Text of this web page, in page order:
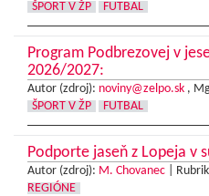
ŠPORT V ŽP
FUTBAL
Program Podbrezovej v
2026/2027:
Autor (zdroj): noviny@zelpo.sk ,
ŠPORT V ŽP
FUTBAL
Podporte jaseň z Lopeja v
Autor (zdroj): M. Chovanec
REGIÓNE